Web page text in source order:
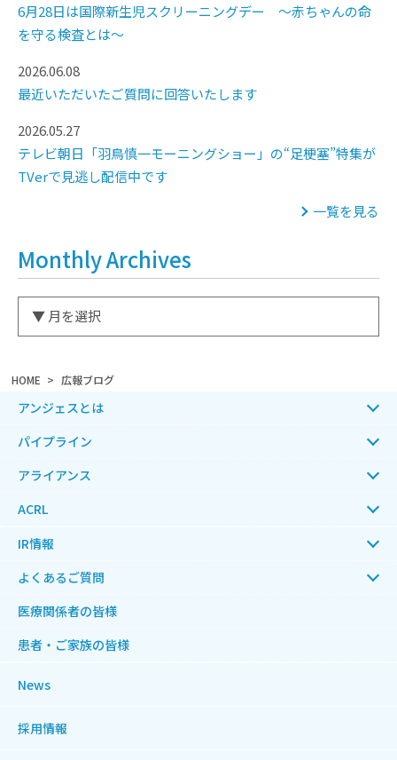
HOME 広報ブログ
6月28日は国際新生児スクリーニングデー ～赤ちゃんの命
を守る検査とは～
2026.06.08
最近いただいたご質問に回答いたします
2026.05.27
テレビ朝日「羽鳥慎一モーニングショー」の“足梗塞”特集が
TVerで見逃し配信中です
一覧を見る
Monthly Archives
アンジェスとは
パイプライン
アライアンス
ACRL
IR情報
よくあるご質問
医療関係者の皆様
患者・ご家族の皆様
News
採用情報